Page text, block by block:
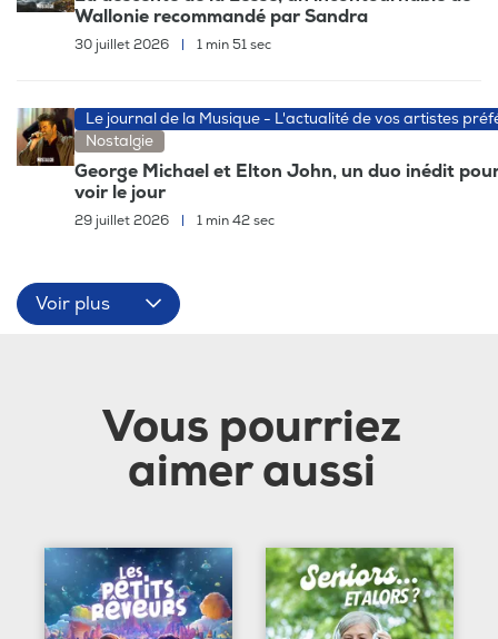
Wallonie recommandé par Sandra
30 juillet 2026 1 min 51 sec
Le journal de la Musique - L'actualité de vos artistes
Nostalgie
George Michael et Elton John, un duo inédit
voir le jour
29 juillet 2026 | 1 min 42 sec
Voir plus
Vous pourriez
aimer aussi